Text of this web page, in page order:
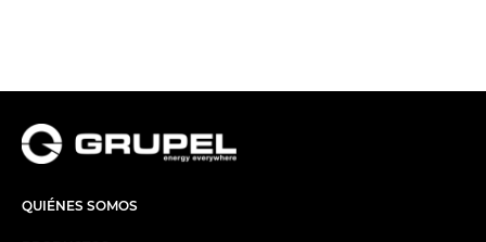
QUIÉNES SOMOS